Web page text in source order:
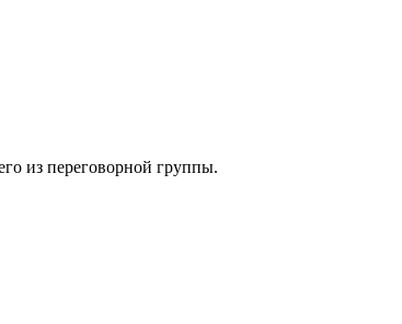
из переговорной группы.